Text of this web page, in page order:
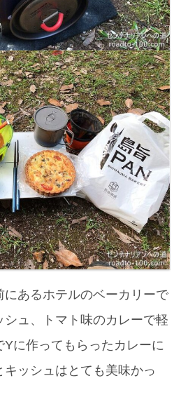
あるホテルのベーカリーで
ュ、トマト味のカレーで軽
Yに作ってもらったカレーに
ッシュはとても美味かっ